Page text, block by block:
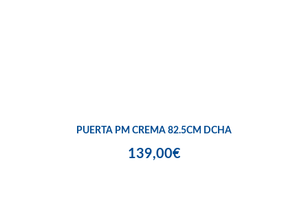
PUERTA PM CREMA 82.5CM DCHA
139,00€